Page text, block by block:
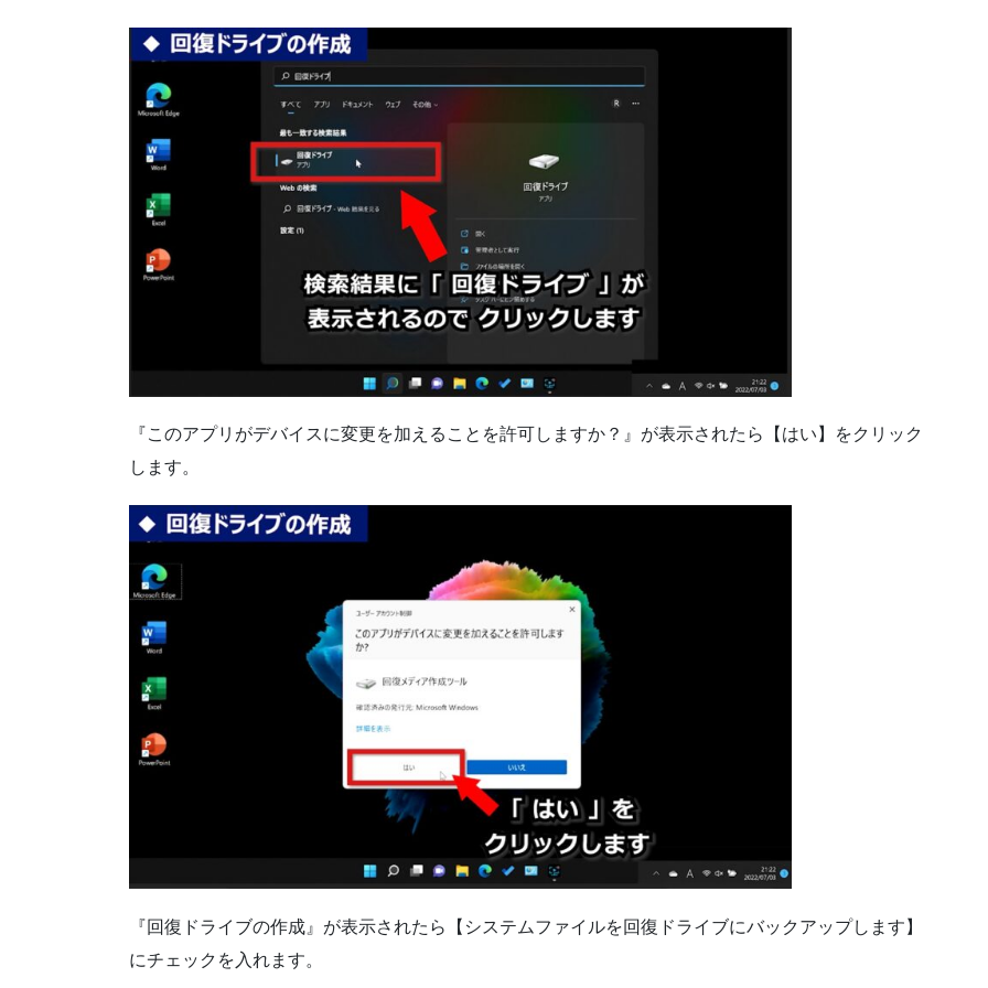
『このアプリがデバイスに変更を加えることを許可しますか？』が表示されたら【はい】をクリック
します。
『回復ドライブの作成』が表示されたら【システムファイルを回復ドライブにバックアップします】
にチェックを入れます。